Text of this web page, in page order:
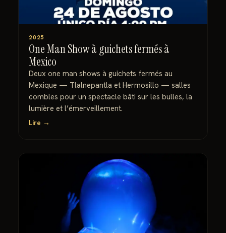
2025
One Man Show à guichets fermés à
Mexico
Deux one man shows à guichets fermés au
Mexique — Tlalnepantla et Hermosillo — salles
combles pour un spectacle bâti sur les bulles, la
lumière et l’émerveillement.
Lire →